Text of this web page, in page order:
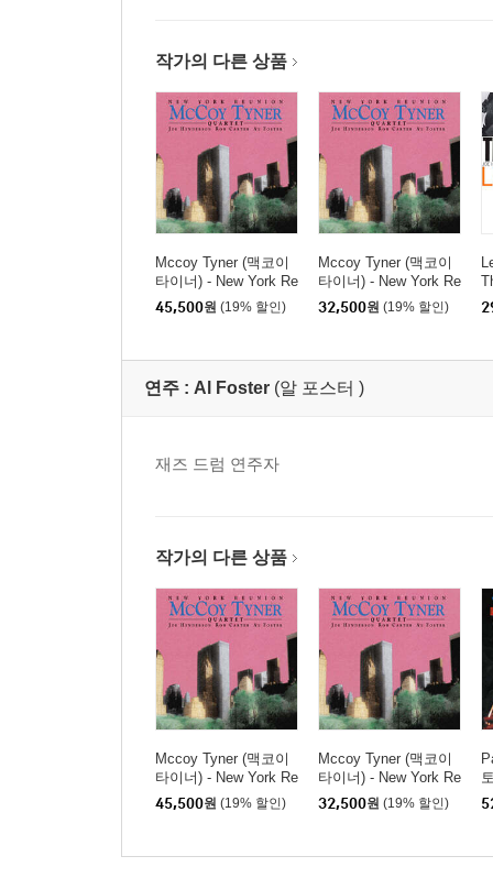
작가의 다른 상품
Mccoy Tyner (맥코이
타이너) - New York Re
union [SACD Hybrid]
45,500원 (19% 할인)
Mccoy Tyner (맥코이
타이너) - New York Re
union [MQA-CD]
32,500원 (19% 할인)
연주 : Al Foster (알 포스터 )
재즈 드럼 연주자
작가의 다른 상품
Mccoy Tyner (맥코이
타이너) - New York Re
union [SACD Hybrid]
45,500원 (19% 할인)
Mccoy Tyner (맥코이
타이너) - New York Re
union [MQA-CD]
32,500원 (19% 할인)